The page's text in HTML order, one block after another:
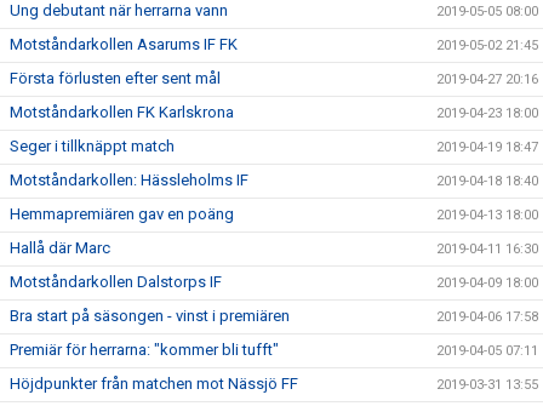
Ung debutant när herrarna vann 2019-05-05 08:00
Motståndarkollen Asarums IF FK 2019-05-02 21:45
Första förlusten efter sent mål 2019-04-27 20:16
Motståndarkollen FK Karlskrona 2019-04-23 18:00
Seger i tillknäppt match 2019-04-19 18:47
Motståndarkollen: Hässleholms IF 2019-04-18 18:40
Hemmapremiären gav en poäng 2019-04-13 18:00
Hallå där Marc 2019-04-11 16:30
Motståndarkollen Dalstorps IF 2019-04-09 18:00
Bra start på säsongen - vinst i premiären 2019-04-06 17:58
Premiär för herrarna: "kommer bli tufft" 2019-04-05 07:11
Höjdpunkter från matchen mot Nässjö FF 2019-03-31 13:55